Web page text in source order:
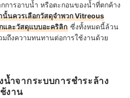
การอาบน้ำ หรือตะกอนของน้ำที่ตกค้าง
นควรเลือกวัสดุจำพวก Vitreous
และวัสดุแบบอะคริลิก ซี่งทั้งหมดนี้ล้วน
ถึงความทนทานต่อการใช้งานด้วย
ำจากระบบการชำระล้าง
งาน